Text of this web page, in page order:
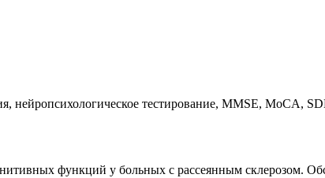
нейропсихологическое тестирование, MMSE, MoCA,
функций у больных с рассеянным склерозом.